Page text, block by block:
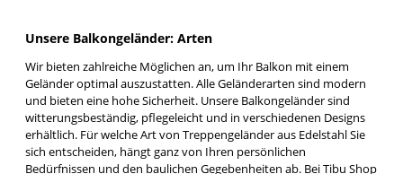
Unsere Balkongeländer: Arten
Wir bieten zahlreiche Möglichen an, um Ihr Balkon mit einem
Geländer optimal auszustatten. Alle Geländerarten sind modern
und bieten eine hohe Sicherheit. Unsere Balkongeländer sind
witterungsbeständig, pflegeleicht und in verschiedenen Designs
erhältlich. Für welche Art von Treppengeländer aus Edelstahl Sie
sich entscheiden, hängt ganz von Ihren persönlichen
Bedürfnissen und den baulichen Gegebenheiten ab. Bei Tibu Shop